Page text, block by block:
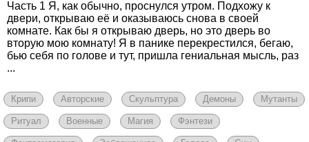
Часть 1 Я, как обычно, проснулся утром. Подхожу к
двери, открываю её и оказываюсь снова в своей
комнате. Как бы я открываю дверь, но это дверь во
вторую мою комнату! Я в панике перекрестился, бегаю,
бью себя по голове и тут, пришла гениальная мысль, раз
...
Крипи Авторские Скульптура Демоны Мутанты
Ритуал Военные Магия Фэнтези